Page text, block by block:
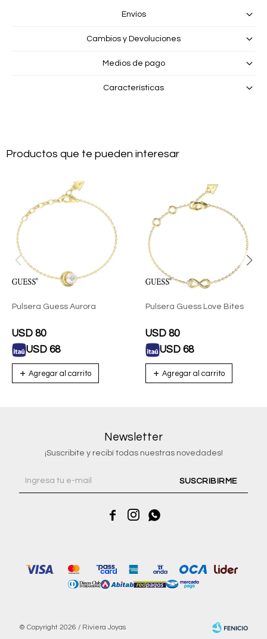
Envíos
Cambios y Devoluciones
Medios de pago
Características
Productos que te pueden interesar
Pulsera Guess Aurora
USD 80
USD 68
Pulsera Guess Love Bites
USD 80
USD 68
Newsletter
¡Suscribite y recibí todas nuestras novedades!
SUSCRIBIRME
  
© Copyright 2026 / Riviera Joyas